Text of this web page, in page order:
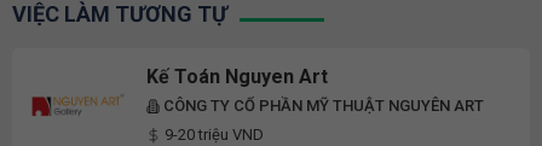
VIỆC LÀM TƯƠNG TỰ
Kế Toán Nguyen Art
CÔNG TY CỔ PHẦN MỸ THUẬT NGUYÊN ART
9-20 triệu VND